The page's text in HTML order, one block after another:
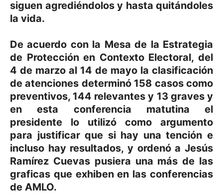
siguen agrediéndolos y hasta quitándoles
la vida.
De acuerdo con la Mesa de la Estrategia
de Protección en Contexto Electoral, del
4 de marzo al 14 de mayo la clasificación
de atenciones determinó 158 casos como
preventivos, 144 relevantes y 13 graves y
en esta conferencia matutina el
presidente lo utilizó como argumento
para justificar que si hay una tención e
incluso hay resultados, y ordenó a Jesús
Ramírez Cuevas pusiera una más de las
graficas que exhiben en las conferencias
de AMLO.